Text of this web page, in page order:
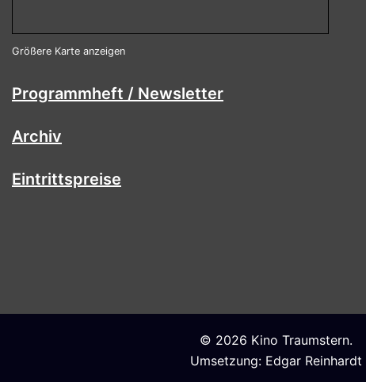
Größere Karte anzeigen
Programmheft / Newsletter
Archiv
Eintrittspreise
© 2026 Kino Traumstern.
Umsetzung: Edgar Reinhardt